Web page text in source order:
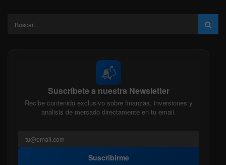
📬
Suscríbete a nuestra Newsletter
Recibe contenido exclusivo sobre finanzas, inversiones y
análisis de mercado directamente en tu email.
Suscribirme